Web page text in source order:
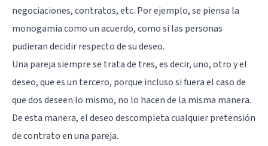
negociaciones, contratos, etc. Por ejemplo, se piensa la
monogamia como un acuerdo, como si las personas
pudieran decidir respecto de su deseo.
Una pareja siempre se trata de tres, es decir, uno, otro y el
deseo, que es un tercero, porque incluso si fuera el caso de
que dos deseen lo mismo, no lo hacen de la misma manera.
De esta manera, el deseo descompleta cualquier pretensión
de contrato en una pareja.